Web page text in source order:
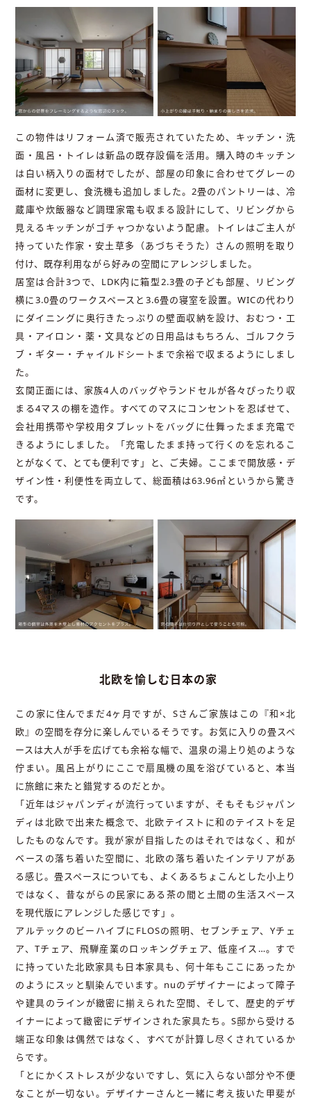
この物件はリフォーム済で販売されていたため、キッチン・洗
面・風呂・トイレは新品の既存設備を活用。購入時のキッチン
は白い柄入りの面材でしたが、部屋の印象に合わせてグレーの
面材に変更し、食洗機も追加しました。2畳のパントリーは、冷
蔵庫や炊飯器など調理家電も収まる設計にして、リビングから
見えるキッチンがゴチャつかないよう配慮。トイレはご主人が
持っていた作家・安土草多（あづちそうた）さんの照明を取り
付け、既存利用ながら好みの空間にアレンジしました。
居室は合計3つで、LDK内に箱型2.3畳の子ども部屋、リビング
横に3.0畳のワークスペースと3.6畳の寝室を設置。WICの代わり
にダイニングに奥行きたっぷりの壁面収納を設け、おむつ・工
具・アイロン・薬・文具などの日用品はもちろん、ゴルフクラ
ブ・ギター・チャイルドシートまで余裕で収まるようにしまし
た。
玄関正面には、家族4人のバッグやランドセルが各々ぴったり収
まる4マスの棚を造作。すべてのマスにコンセントを忍ばせて、
会社用携帯や学校用タブレットをバッグに仕舞ったまま充電で
きるようにしました。「充電したまま持って行くのを忘れるこ
とがなくて、とても便利です」と、ご夫婦。ここまで開放感・デ
ザイン性・利便性を両立して、総面積は63.96㎡というから驚き
です。
北欧を愉しむ日本の家
この家に住んでまだ4ヶ月ですが、Sさんご家族はこの『和×北
欧』の空間を存分に楽しんでいるそうです。お気に入りの畳スペ
ースは大人が手を広げても余裕な幅で、温泉の湯上り処のような
佇まい。風呂上がりにここで扇風機の風を浴びていると、本当
に旅館に来たと錯覚するのだとか。
「近年はジャパンディが流行っていますが、そもそもジャパン
ディは北欧で出来た概念で、北欧テイストに和のテイストを足
したものなんです。我が家が目指したのはそれではなく、和が
ベースの落ち着いた空間に、北欧の落ち着いたインテリアがあ
る感じ。畳スペースについても、よくあるちょこんとした小上り
ではなく、昔ながらの民家にある茶の間と土間の生活スペース
を現代版にアレンジした感じです」。
アルテックのビーハイブにFLOSの照明、セブンチェア、Yチェ
ア、Tチェア、飛騨産業のロッキングチェア、低座イス…。すで
に持っていた北欧家具も日本家具も、何十年もここにあったか
のようにスッと馴染んでいます。nuのデザイナーによって障子
や建具のラインが緻密に揃えられた空間、そして、歴史的デザ
イナーによって緻密にデザインされた家具たち。S邸から受ける
端正な印象は偶然ではなく、すべてが計算し尽くされているか
らです。
「とにかくストレスが少ないですし、気に入らない部分や不便
なことが一切ない。デザイナーさんと一緒に考え抜いた甲斐が